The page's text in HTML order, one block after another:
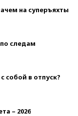
на суперъяхты
следам
собой в отпуск?
– 2026